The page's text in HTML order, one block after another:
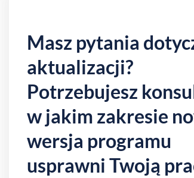
Masz pytania
aktualizacji?
Potrzebujesz
w jakim zakresie
wersja programu
usprawni Twoją